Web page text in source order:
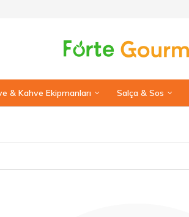
& Kahve Ekipmanları Salça & Sos